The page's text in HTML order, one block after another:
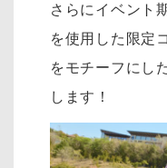
さらにイベント
を使用した限定
をモチーフにし
します！